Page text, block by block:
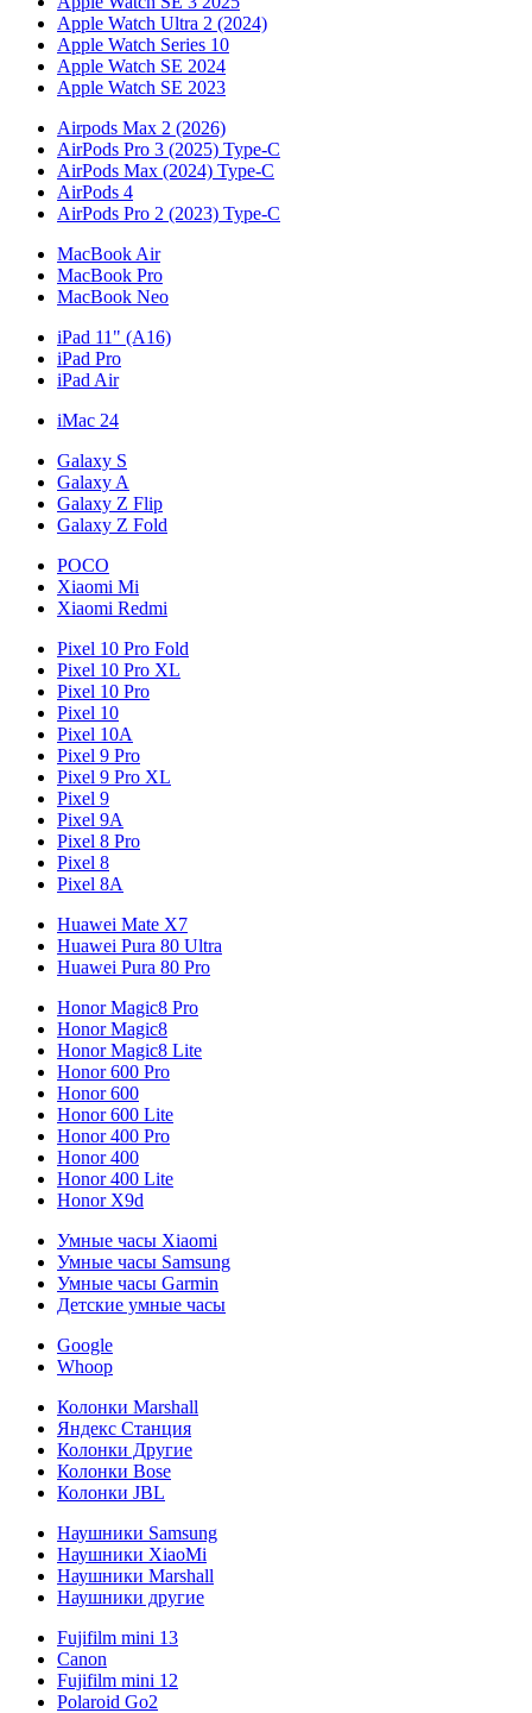
Apple Watch Ultra 2 (2024)
Apple Watch Series 10
Apple Watch SE 2024
Apple Watch SE 2023
Airpods Max 2 (2026)
AirPods Pro 3 (2025) Type-C
AirPods Max (2024) Type-C
AirPods 4
AirPods Pro 2 (2023) Type-C
MacBook Air
MacBook Pro
MacBook Neo
iPad 11" (A16)
iPad Pro
iPad Air
iMac 24
Galaxy S
Galaxy A
Galaxy Z Flip
Galaxy Z Fold
POCO
Xiaomi Mi
Xiaomi Redmi
Pixel 10 Pro Fold
Pixel 10 Pro XL
Pixel 10 Pro
Pixel 10
Pixel 10A
Pixel 9 Pro
Pixel 9 Pro XL
Pixel 9
Pixel 9A
Pixel 8 Pro
Pixel 8
Pixel 8A
Huawei Mate X7
Huawei Pura 80 Ultra
Huawei Pura 80 Pro
Honor Magic8 Pro
Honor Magic8
Honor Magic8 Lite
Honor 600 Pro
Honor 600
Honor 600 Lite
Honor 400 Pro
Honor 400
Honor 400 Lite
Honor X9d
Умные часы Xiaomi
Умные часы Samsung
Умные часы Garmin
Детские умные часы
Google
Whoop
Колонки Marshall
Яндекс Станция
Колонки Другие
Колонки Bose
Колонки JBL
Наушники Samsung
Наушники XiaoMi
Наушники Marshall
Наушники другие
Fujifilm mini 13
Canon
Fujifilm mini 12
Polaroid Go2